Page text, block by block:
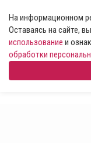
На информационном
Оставаясь на сайте,
использование и
обработки